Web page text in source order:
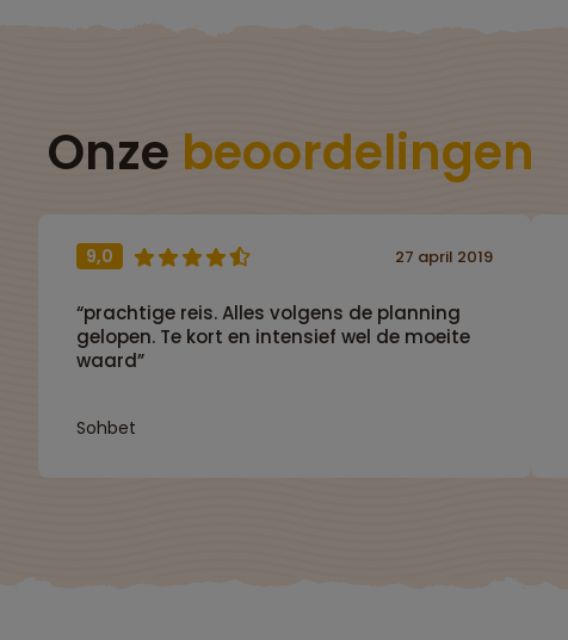
Onze beoordelingen
9,0
“prachtige reis. Alles volgens de planning
gelopen. Te kort en intensief wel de moeite
waard”
Sohbet
27 april 2019